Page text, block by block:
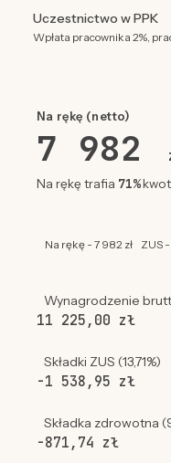
Uczestnictwo w PPK
Wpłata pracownika 2%,
Na rękę (netto)
7 982
Na rękę trafia 71%
Na rękę - 7 982 zł ZUS -
Wynagrodzenie
11 225,00 zł
Składki ZUS (13,71%)
-1 538,95 zł
Składka zdrowotna
-871,74 zł